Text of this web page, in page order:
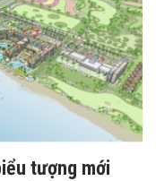
tượng mới